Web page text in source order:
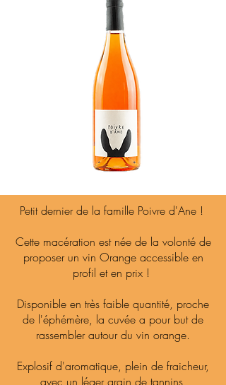
Petit dernier de la famille Poivre d'Ane !
Cette macération est née de la volonté de
proposer un vin Orange accessible en
profil et en prix !
Disponible en très faible quantité, proche
de l'éphémère, la cuvée a pour but de
rassembler autour du vin orange.
Explosif d'aromatique, plein de fraicheur,
avec un léger grain de tannins,